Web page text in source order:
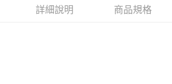
詳細說明 商品規格